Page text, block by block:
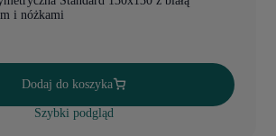
i nóżkami
Dodaj do koszyka
Szybki podgląd